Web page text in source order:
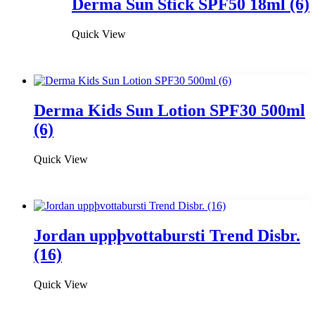
Derma Sun Stick SPF50 18ml (6)
Quick View
Derma Kids Sun Lotion SPF30 500ml
(6)
Quick View
Jordan uppþvottabursti Trend Disbr.
(16)
Quick View